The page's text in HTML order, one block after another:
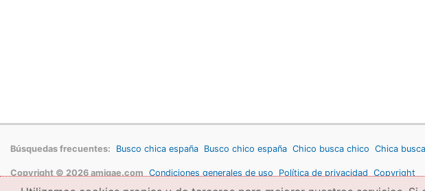
Búsquedas frecuentes: Busco chica españa Busco chico españa Chico busca chico Chica
Copyright © 2026 amigae.com Condiciones generales de uso Política de privacidad Copyright